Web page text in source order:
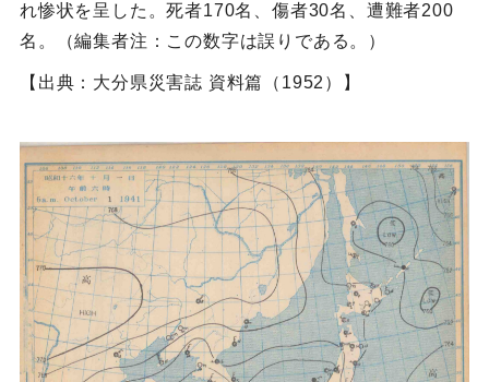
れ惨状を呈した。死者170名、傷者30名、遭難者200
名。（編集者注：この数字は誤りである。）
【出典：大分県災害誌 資料篇（1952）】